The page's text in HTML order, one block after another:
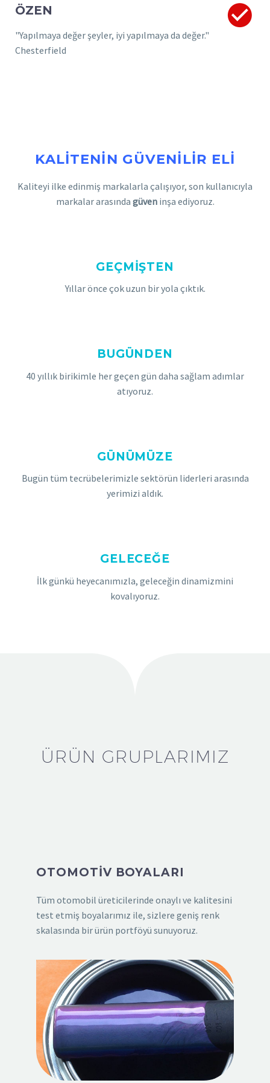
ÖZEN
"Yapılmaya değer şeyler, iyi yapılmaya da değer."
Chesterfield


KALİTENİN GÜVENİLİR ELİ
Kaliteyi ilke edinmiş markalarla çalışıyor, son kullanıcıyla
markalar arasında güveninşa ediyoruz.
GEÇMIŞTEN
Yıllar önce çok uzun bir yola çıktık.
BUGÜNDEN
40 yıllık birikimle her geçen gün daha sağlam adımlar
atıyoruz.
GÜNÜMÜZE
Bugün tüm tecrübelerimizle sektörün liderleri arasında
yerimizi aldık.
GELECEĞE
İlk günkü heyecanımızla, geleceğin dinamizmini
kovalıyoruz.
ÜRÜN GRUPLARIMIZ
OTOMOTİV BOYALARI
Tüm otomobil üreticilerinde onaylı ve kalitesini
test etmiş boyalarımız ile, sizlere geniş renk
skalasında bir ürün portföyü sunuyoruz.